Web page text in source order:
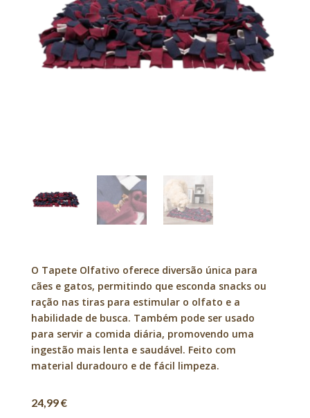
O Tapete Olfativo oferece diversão única para
cães e gatos, permitindo que esconda snacks ou
ração nas tiras para estimular o olfato e a
habilidade de busca. Também pode ser usado
para servir a comida diária, promovendo uma
ingestão mais lenta e saudável. Feito com
material duradouro e de fácil limpeza.
24,99€